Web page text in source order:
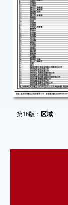
第16版： 区域